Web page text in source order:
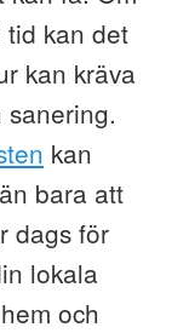
tid kan det
kan kräva
kan
bara att
dags för
lokala
och